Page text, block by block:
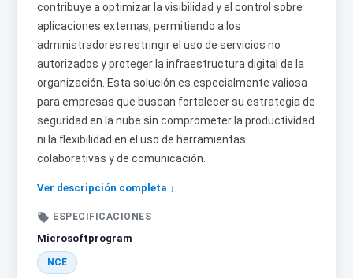
contribuye a optimizar la visibilidad y el control sobre
aplicaciones externas, permitiendo a los
administradores restringir el uso de servicios no
autorizados y proteger la infraestructura digital de la
organización. Esta solución es especialmente valiosa
para empresas que buscan fortalecer su estrategia de
seguridad en la nube sin comprometer la productividad
ni la flexibilidad en el uso de herramientas
colaborativas y de comunicación.
Ver descripción completa ↓
 ESPECIFICACIONES
Microsoftprogram
NCE